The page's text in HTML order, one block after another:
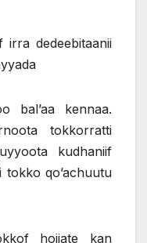
irra dedeebitaanii
bal’aa kennaa.
tokkorratti
kudhaniif
tokko qo’achuutu
hojjate kan